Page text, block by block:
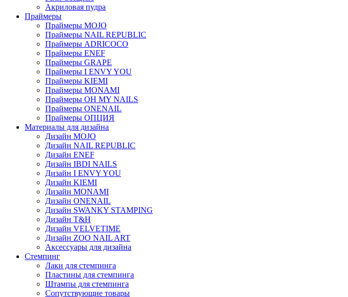
Акриловая пудра
Праймеры
Праймеры MOJO
Праймеры NAIL REPUBLIC
Праймеры ADRICOCO
Праймеры ENEF
Праймеры GRAPE
Праймеры I ENVY YOU
Праймеры KIEMI
Праймеры MONAMI
Праймеры OH MY NAILS
Праймеры ONENAIL
Праймеры ОПЦИЯ
Материалы для дизайна
Дизайн MOJO
Дизайн NAIL REPUBLIC
Дизайн ENEF
Дизайн IBDI NAILS
Дизайн I ENVY YOU
Дизайн KIEMI
Дизайн MONAMI
Дизайн ONENAIL
Дизайн SWANKY STAMPING
Дизайн T&H
Дизайн VELVETIME
Дизайн ZOO NAIL ART
Аксессуары для дизайна
Стемпинг
Лаки для стемпинга
Пластины для стемпинга
Штампы для стемпинга
Сопутствующие товары